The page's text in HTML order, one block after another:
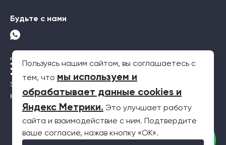
Будьте с нами
SEO-продвижение
Контекстная реклама
2026 © Все права защищены. Информация на сайте не является
публичной офертой
Пользуясь нашим сайтом, вы соглашаетесь с
тем, что мы используем и
обрабатывает данные cookies и
Яндекс Метрики. Это улучшает работу
сайта и взаимодействие с ним. Подтвердите
ваше согласие, нажав кнопку «OK».